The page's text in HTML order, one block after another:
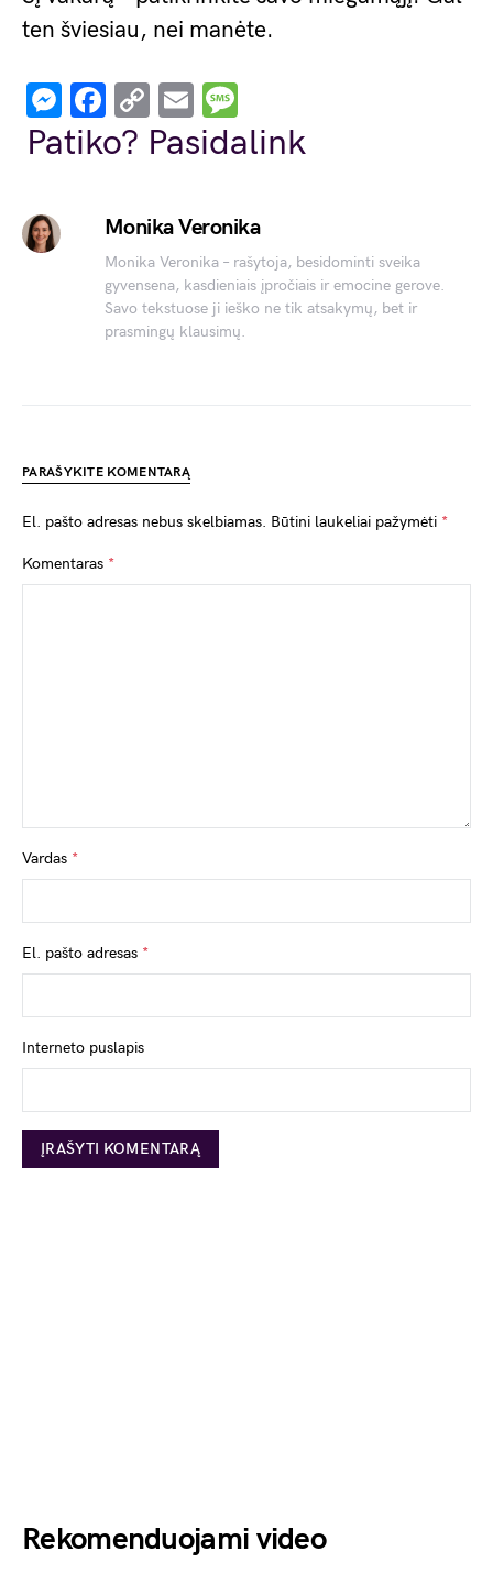
ten šviesiau, nei manėte.
Messenger
Facebook
Copy
Link
Email
Patiko? Pasidalink
Monika Veronika
Monika Veronika – rašytoja, besidominti sveika
gyvensena, kasdieniais įpročiais ir emocine gerove.
Savo tekstuose ji ieško ne tik atsakymų, bet ir
prasmingų klausimų.
PARAŠYKITE KOMENTARĄ
El. pašto adresas nebus skelbiamas. Būtini laukeliai pažymėti *
Komentaras *
Vardas *
El. pašto adresas *
Interneto puslapis
Rekomenduojami video